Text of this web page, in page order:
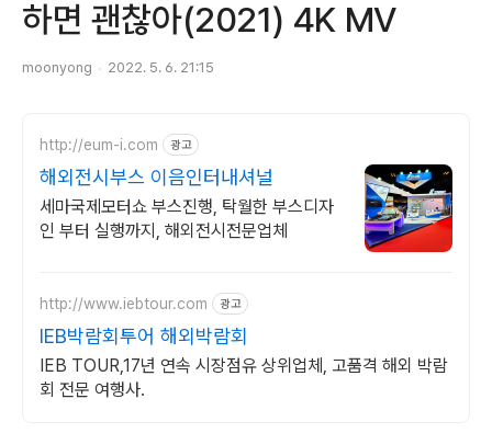
하면 괜찮아(2021) 4K MV
moonyong 2022. 5. 6. 21:15
http://eum-i.com 광고
해외전시부스 이음인터내셔널
세마국제모터쇼 부스진행, 탁월한 부스디자
인 부터 실행까지, 해외전시전문업체
http://www.iebtour.com 광고
IEB박람회투어 해외박람회
IEB TOUR,17년 연속 시장점유 상위업체, 고품격 해외 박람
회 전문 여행사.